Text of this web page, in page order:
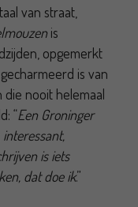
van straat,
is
opgemerkt
is van
nooit helemaal
“Een Groninger
is iets
dat doe ik.”